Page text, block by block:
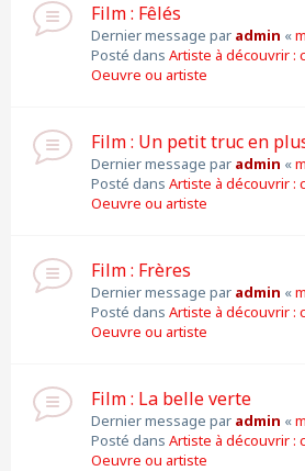
Film : Fêlés
Dernier message par admin «
Posté dans Artiste à découvrir :
Oeuvre ou artiste
Film : Un petit truc en
Dernier message par admin «
Posté dans Artiste à découvrir :
Oeuvre ou artiste
Film : Frères
Dernier message par admin «
Posté dans Artiste à découvrir :
Oeuvre ou artiste
Film : La belle verte
Dernier message par admin «
Posté dans Artiste à découvrir :
Oeuvre ou artiste